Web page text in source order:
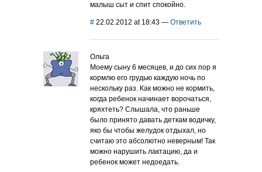
малыш сыт и спит спокойно.
# 22.02.2012 at 18:43 — Ответить
Ольга
Моему сыну 6 месяцев, и до сих пор я
кормлю его грудью каждую ночь по
нескольку раз. Как можно не кормить,
когда ребенок начинает ворочаться,
кряхтеть? Слышала, что раньше
было принято давать деткам водичку,
яко бы чтобы желудок отдыхал, но
считаю это абсолютно неверным! Так
можно нарушить лактацию, да и
ребенок может недоедать.